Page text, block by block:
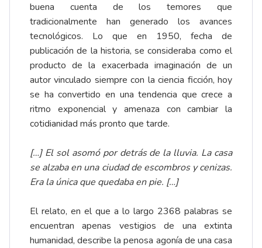
buena cuenta de los temores que
tradicionalmente han generado los avances
tecnológicos. Lo que en 1950, fecha de
publicación de la historia, se consideraba como el
producto de la exacerbada imaginación de un
autor vinculado siempre con la ciencia ficción, hoy
se ha convertido en una tendencia que crece a
ritmo exponencial y amenaza con cambiar la
cotidianidad más pronto que tarde.
[…] El sol asomó por detrás de la lluvia. La casa
se alzaba en una ciudad de escombros y cenizas.
Era la única que quedaba en pie. […]
El relato, en el que a lo largo 2368 palabras se
encuentran apenas vestigios de una extinta
humanidad, describe la penosa agonía de una casa